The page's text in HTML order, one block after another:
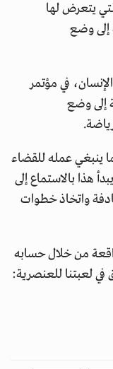
يتعرض لها
إلى وضع
في مؤتمر
إلى وضع
ينبغي عمله للقضاء
هذا بالاستماع إلى
واتخاذ خطوات
من خلال حسابه
لعبتنا للعنصرية: